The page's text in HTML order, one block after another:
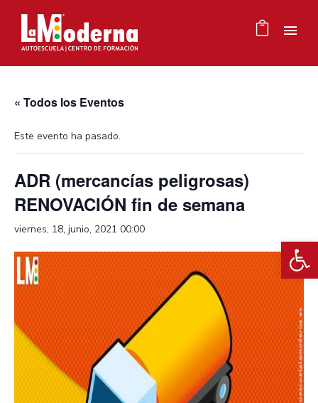
« Todos los Eventos
Este evento ha pasado.
ADR (mercancías peligrosas)
RENOVACIÓN fin de semana
viernes, 18, junio, 2021 00:00